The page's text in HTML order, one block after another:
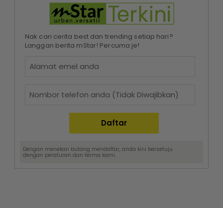
Nak cari cerita best dan trending setiap hari?
Langgan berita mStar! Percuma je!
Dengan menekan butang mendaftar, anda kini bersetuju
dengan peraturan dan terma kami.